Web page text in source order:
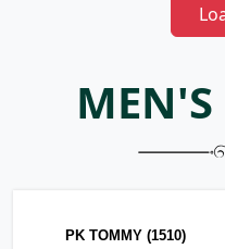
MEN'S
PK TOMMY (1510)